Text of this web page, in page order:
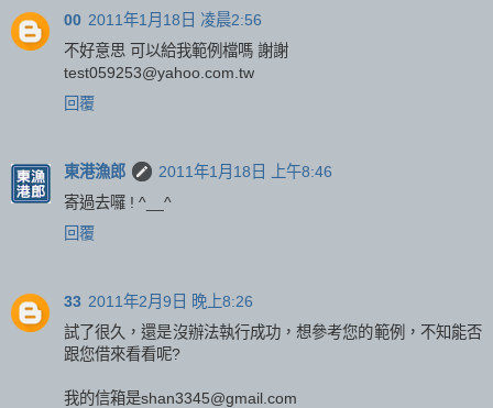
00 2011年1月18日 凌晨2:56
不好意思 可以給我範例檔嗎 謝謝
test059253@yahoo.com.tw
回覆
東港漁郎
2011年1月18日 上午8:46
寄過去囉 ! ^__^
回覆
33 2011年2月9日 晚上8:26
試了很久，還是沒辦法執行成功，想參考您的範例，不知能否
跟您借來看看呢?
我的信箱是shan3345@gmail.com